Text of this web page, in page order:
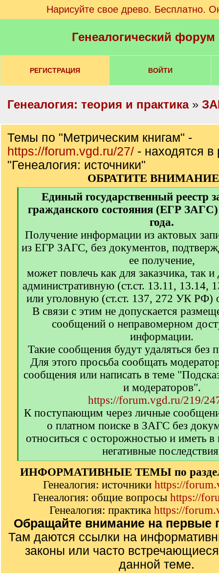
Нарисуйте свое древо. Бесплатно.
Генеалогический
РЕГИСТРАЦИЯ ВОЙТИ
Генеалогия: теория и практика»
Темы по "Метрическим книгам" -
https://forum.vgd.ru/27/ - находятся в
"Генеалогия: источники"
ОБРАТИТЕ
Единый государственный реестр
гражданского состояния (ЕГР ЗАГС)
года.
Получение информации из актовых
из ЕГР ЗАГС, без документов,
ее получение,
может повлечь как для заказчика, так
административную (ст.ст. 13.11,
или уголовную (ст.ст. 137, 272 УК РФ)
В связи с этим не допускается
сообщений о неправомерном
информации.
Такие сообщения будут удаляться без
Для этого просьба сообщать
сообщения или написать в теме
и модераторов".
https://forum.vgd.ru/219/
К поступающим через личные
о платном поиске в ЗАГС без
относиться с осторожностью и иметь
негативные
[
/
ИНФОРМАТИВНЫЕ ТЕМЫ по
Генеалогия: источники https://
Генеалогия: общие вопросы https://
Генеалогия: практика https://
Обращайте внимание на первые
Там даются ссылки на
законы или часто
данной теме.